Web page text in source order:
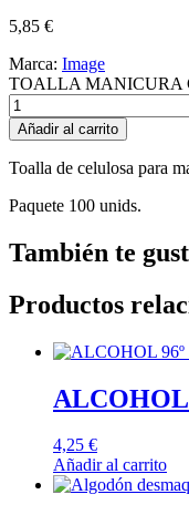
5,85 €
Marca: Image
TOALLA MANICURA
Añadir al carrito
Toalla de celulosa para
Paquete 100 unids.
También te
Productos
ALCOHOL
4,25 €
Añadir al carrito